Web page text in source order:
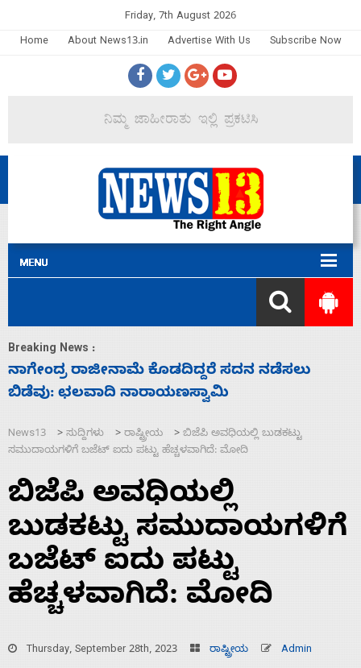
Friday, 7th August 2026
Home
About News13.in Advertise With Us Subscribe Now
Breaking News :
ಸಚಿವ ಸಂಪುಟ ವಿಸ್ತರಣೆ ಮಾಡಿದ್ದು ಹಣಬಲ ಮತ್ತು
ಹೈಕಮಾಂಡ್ ರಾಜಕಾರಣಕ್ಕೆ: ವಿಜಯೇಂದ್ರ
News13 > ಸುದ್ದಿಗಳು > ರಾಷ್ಟ್ರೀಯ > ಬಿಜೆಪಿ ಅವಧಿಯಲ್ಲಿ ಬುಡಕಟ್ಟು
ಸಮುದಾಯಗಳಿಗೆ ಬಜೆಟ್‌ ಐದು ಪಟ್ಟು ಹೆಚ್ಚಳವಾಗಿದೆ: ಮೋದಿ
ಬಿಜೆಪಿ ಅವಧಿಯಲ್ಲಿ
ಬುಡಕಟ್ಟು ಸಮುದಾಯಗಳಿಗೆ
ಬಜೆಟ್‌ ಐದು ಪಟ್ಟು
ಹೆಚ್ಚಳವಾಗಿದೆ: ಮೋದಿ
Thursday, September 28th, 2023 ರಾಷ್ಟ್ರೀಯ Admin